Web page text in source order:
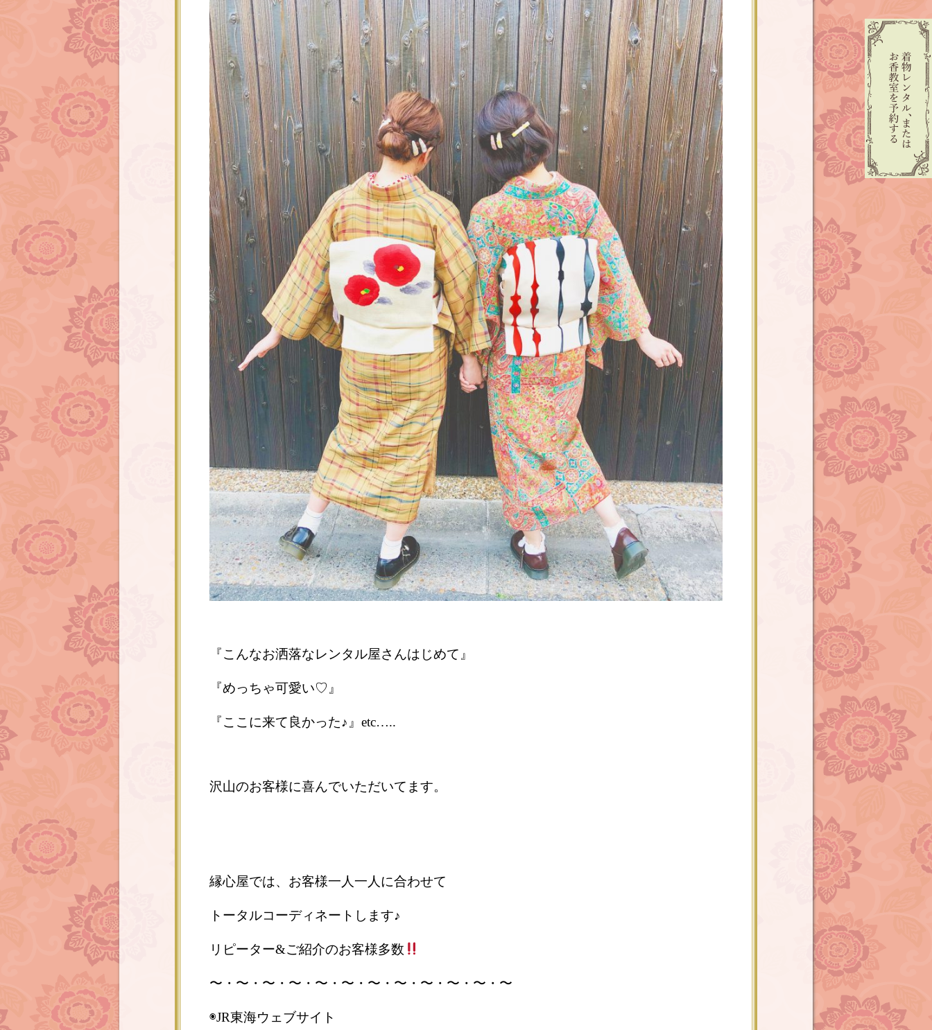
『こんなお洒落なレンタル屋さんはじめて』
『めっちゃ可愛い♡』
『ここに来て良かった♪』etc…..
沢山のお客様に喜んでいただいてます。
縁心屋では、お客様一人一人に合わせて
トータルコーディネートします♪
リピーター&ご紹介のお客様多数
〜・〜・〜・〜・〜・〜・〜・〜・〜・〜・〜・〜
◉JR東海ウェブサイト